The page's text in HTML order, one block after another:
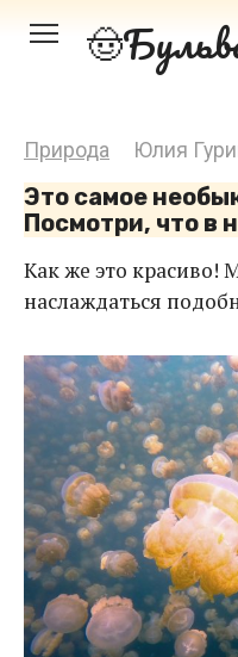
Перейти
Природа Юлия
Это самое
Посмотри, что в
Как же это красиво!
наслаждаться